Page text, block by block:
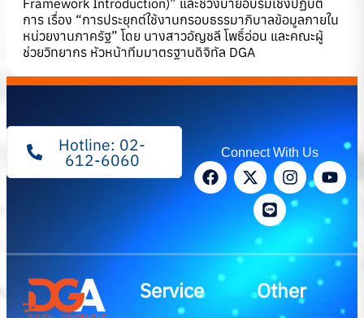
Framework Introduction)” และช่วงบ่ายอบรมเชิงปฏิบัติ
การ เรื่อง “การประยุกต์ใช้งานกรอบธรรมาภิบาลข้อมูลภายใน
หน่วยงานภาครัฐ” โดย นางสาวอัญชลี โพธิ์อ่อน และคณะผู้
ช่วยวิทยากร หัวหน้าทีมมาตรฐานดิจิทัล DGA
Hotline: 02-
612-6060 Connect With Us
Service Other